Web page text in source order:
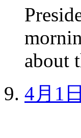
about
4月1